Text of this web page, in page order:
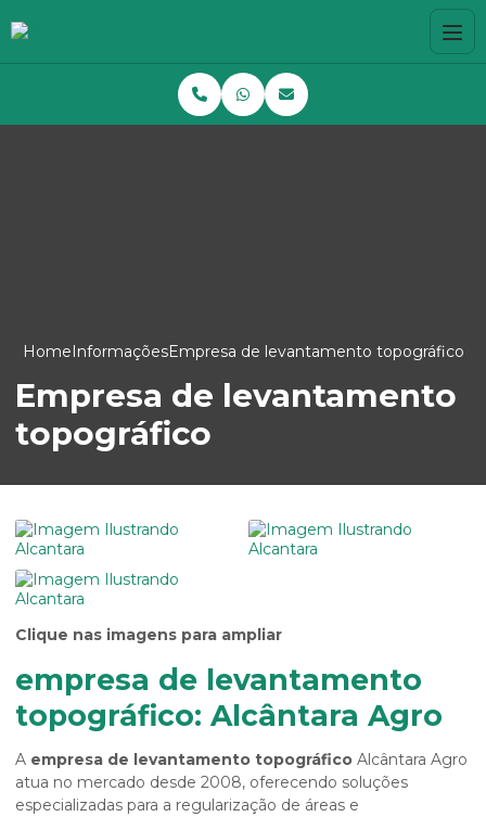
HomeInformaçõesEmpresa de levantamento topográfico
Empresa de levantamento
topográfico
Clique nas imagens para ampliar
empresa de levantamento
topográfico: Alcântara Agro
A empresa de levantamento topográfico Alcântara Agro
atua no mercado desde 2008, oferecendo soluções
especializadas para a regularização de áreas e